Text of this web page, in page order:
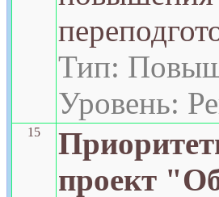
Тип:
Уровень:
15
проект